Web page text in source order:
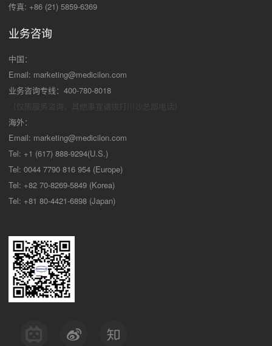
传真: +86 (21) 5859-6369
业务咨询
中国：
Email: marketing@medicilon.com
业务咨询专线：400-780-8018
海外：
Email: marketing@medicilon.com
Tel: +1 (617) 888-9294(U.S.)
Tel: 0044 7790 816 954 (Europe)
Tel: +82 70-8269-5849 (Korea)
Tel: +81 80-4421-6898 (Japan)